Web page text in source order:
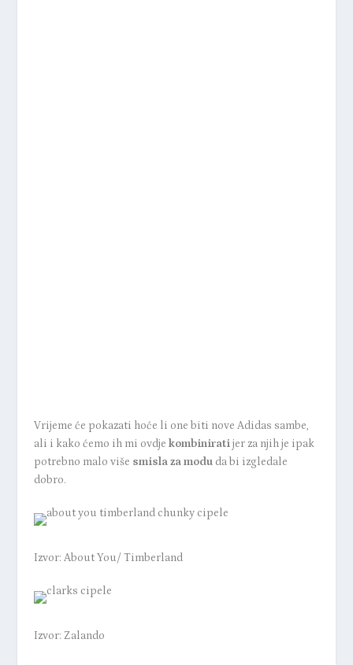
Vrijeme će pokazati hoće li one biti nove Adidas sambe,
ali i kako ćemo ih mi ovdje kombiniratijer za njih je ipak
potrebno malo više smisla za moduda bi izgledale
dobro.
Izvor: About You/ Timberland
Izvor: Zalando